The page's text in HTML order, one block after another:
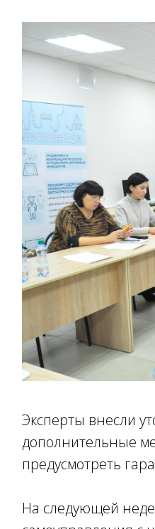
Эксперты внесли
дополнительные
предусмотреть
На следующей